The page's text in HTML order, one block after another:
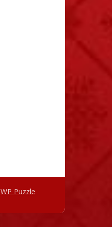
WP Puzzle